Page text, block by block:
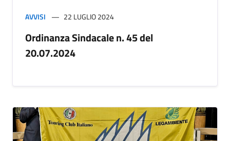
AVVISI 22 LUGLIO 2024
Ordinanza Sindacale n. 45 del
20.07.2024